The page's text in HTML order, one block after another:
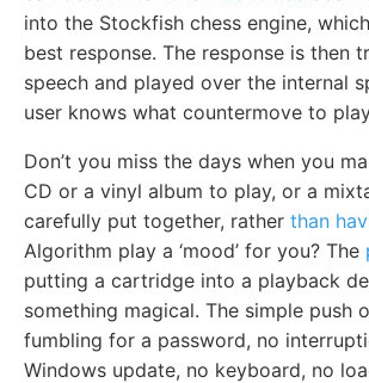
into the Stockfish chess engine,
best response. The response is then
speech and played over the internal
user knows what countermove to
Don’t you miss the days when you
CD or a vinyl album to play, or a
carefully put together, rather than
Algorithm play a ‘mood’ for you? The
putting a cartridge into a playback
something magical. The simple push
fumbling for a password, no
Windows update, no keyboard, no